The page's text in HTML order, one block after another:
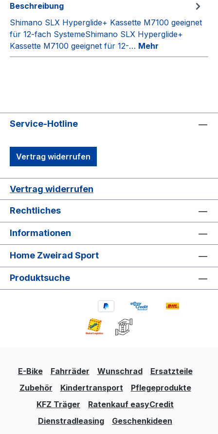
Beschreibung
Shimano SLX Hyperglide+ Kassette M7100 geeignet
für 12-fach SystemeShimano SLX Hyperglide+
Kassette M7100 geeignet für 12-… Mehr
Service-Hotline
Vertrag widerrufen
Vertrag widerrufen
Rechtliches
Informationen
Home Zweirad Sport
Produktsuche
E-Bike Fahrräder Wunschrad
Ersatzteile
Zubehör
Kindertransport
Pflegeprodukte
KFZ Träger
Ratenkauf easyCredit
Dienstradleasing
Geschenkideen